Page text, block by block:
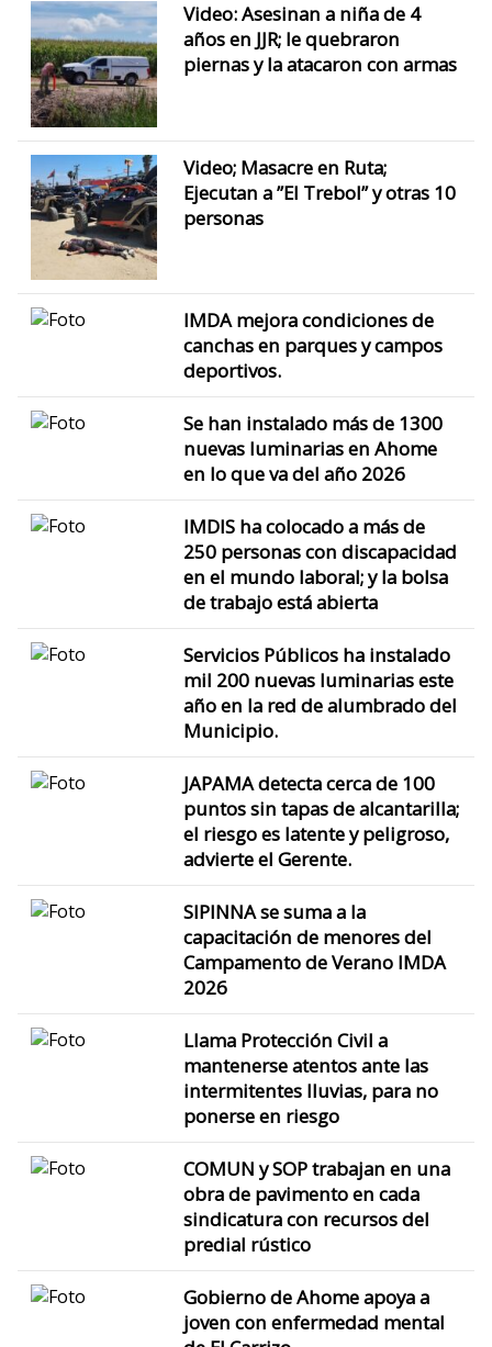
Video: Asesinan a niña de 4
años en JJR; le quebraron
piernas y la atacaron con armas
Video; Masacre en Ruta;
Ejecutan a ”El Trebol” y otras 10
personas
IMDA mejora condiciones de
canchas en parques y campos
deportivos.
Se han instalado más de 1300
nuevas luminarias en Ahome
en lo que va del año 2026
IMDIS ha colocado a más de
250 personas con discapacidad
en el mundo laboral; y la bolsa
de trabajo está abierta
Servicios Públicos ha instalado
mil 200 nuevas luminarias este
año en la red de alumbrado del
Municipio.
JAPAMA detecta cerca de 100
puntos sin tapas de alcantarilla;
el riesgo es latente y peligroso,
advierte el Gerente.
SIPINNA se suma a la
capacitación de menores del
Campamento de Verano IMDA
2026
Llama Protección Civil a
mantenerse atentos ante las
intermitentes lluvias, para no
ponerse en riesgo
COMUN y SOP trabajan en una
obra de pavimento en cada
sindicatura con recursos del
predial rústico
Gobierno de Ahome apoya a
joven con enfermedad mental